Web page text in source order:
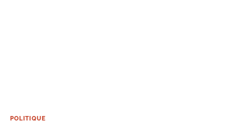
POLITIQUE